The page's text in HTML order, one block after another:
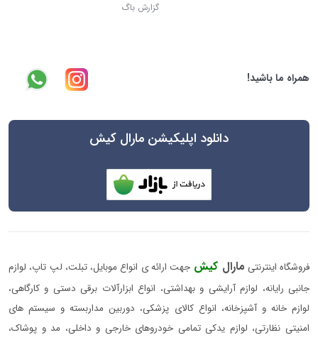
گزارش باگ
همراه ما باشید!
دانلود اپلیکیشن مارال کیش
فروشگاه اینترنتی مارال کیش جهت ارائه ی انواع موبایل، تبلت، لپ تاپ، لوازم
جانبی رایانه، لوازم آرایشی و بهداشتی، انواع ابزارآلات برقی دستی و کارگاهی،
لوازم خانه و آشپزخانه، انواع کالای پزشکی، دوربین مداربسته و سیستم های
امنیتی نظارتی، لوازم یدکی تمامی خودروهای خارجی و داخلی، مد و پوشاک،